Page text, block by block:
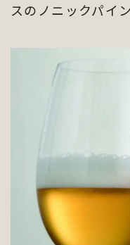
スのノニックパイ